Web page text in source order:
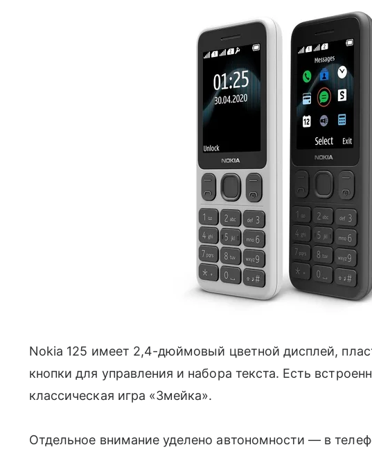
Nokia 125 имеет 2,4-дюймовый цветной дисплей,
кнопки для управления и набора текста. Есть
классическая игра «Змейка».
Отдельное внимание уделено автономности — в